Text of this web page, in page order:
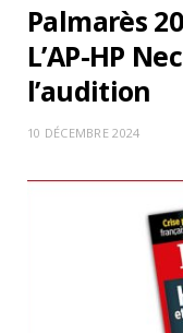
Palmarès
L’AP-HP
l’audition
10 DÉCEMBRE 2024